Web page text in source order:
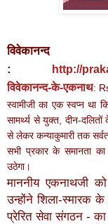
:
http://
विवेकानन्द-के-एकनाथ:
स्वामीजी का एक स्वप्न था
सामर्थ्य से युक्त, दीन-
से लेकर कन्याकुमारी तक
सभी प्रकार के समानता
उठेगा।
माननीय एकनाथजी
उन्होंने शिला-स्मारक
प्रेरित सेवा संगठन - का